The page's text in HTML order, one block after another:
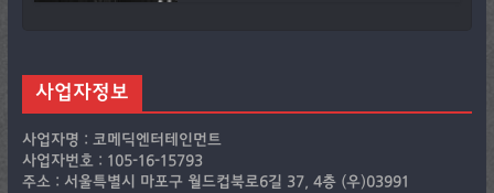
사업자정보
사업자명 : 코메딕엔터테인먼트
사업자번호 : 105-16-15793
주소 : 서울특별시 마포구 월드컵북로6길 37, 4층 (우)03991